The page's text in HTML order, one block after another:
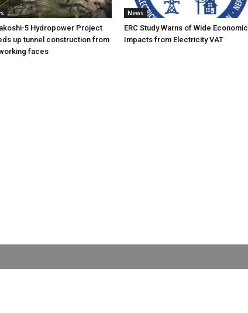
5 Hydropower Project
up tunnel construction from
faces
News
ERC Study Warns of Wide Economic
Impacts from Electricity VAT